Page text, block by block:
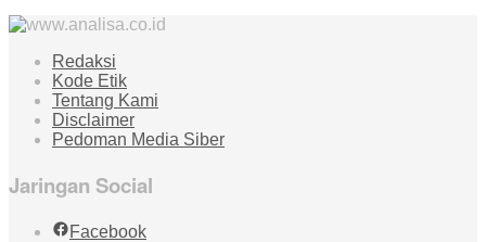
Redaksi
Kode Etik
Tentang Kami
Disclaimer
Pedoman Media Siber
Jaringan Social
Facebook